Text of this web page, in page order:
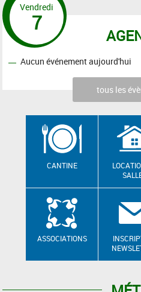
Vendredi
7
Aucun événement aujourd'hui
tous les
CANTINE
ASSOCIATIONS